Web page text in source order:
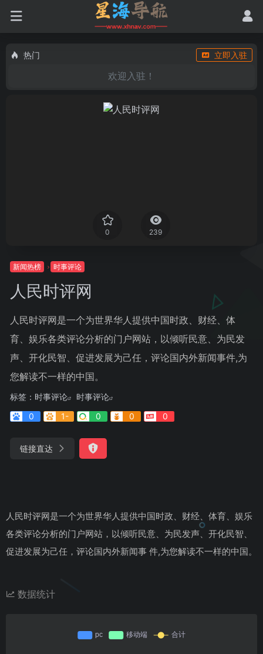
热门 立即入驻
欢迎入驻！
0 239
新闻热榜 时事评论
人民时评网
人民时评网是一个为世界华人提供中国时政、财经、体
育、娱乐各类评论分析的门户网站，以倾听民意、为民发
声、开化民智、促进发展为己任，评论国内外新闻事件,为
您解读不一样的中国。
标签： 时事评论
时事评论
0
1- 0 0 0
链接直达
人民时评网是一个为世界华人提供中国时政、财经、体育、娱乐
各类评论分析的门户网站，以倾听民意、为民发声、开化民智、
促进发展为己任，评论国内外新闻事 件,为您解读不一样的中国。
数据统计